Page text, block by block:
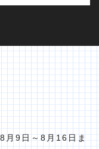
月9日～8月16日ま